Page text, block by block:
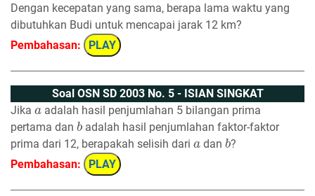
Dengan kecepatan yang sama, berapa lama waktu yang
dibutuhkan Budi untuk mencapai jarak 12 km?
Pembahasan:
PLAY
Soal OSN SD 2003 No. 5 - ISIAN SINGKAT
Jika
a
adalah hasil penjumlahan 5 bilangan prima
pertama dan
b
adalah hasil penjumlahan faktor-faktor
prima dari 12, berapakah selisih dari
a
dan
b
?
Pembahasan:
PLAY